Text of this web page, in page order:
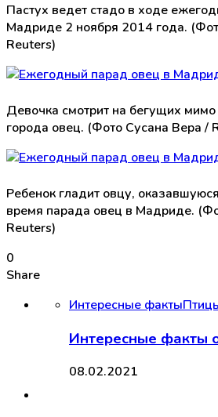
Пастух ведет стадо в ходе
Мадриде 2 ноября 2014 года.
Reuters)
Девочка смотрит на бегущих
города овец. (Фото Сусана Вера /
Ребенок гладит овцу,
время парада овец в Мадриде.
Reuters)
0
Share
Интересные факты
Интересные факты
08.02.2021